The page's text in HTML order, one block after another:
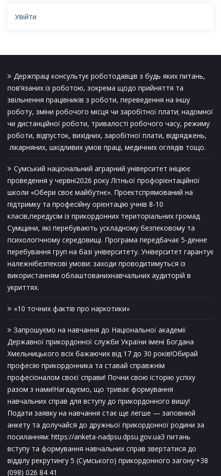
Увійти
Держпраці консультує роботодавців з будь яких питань,
пов’язаних із роботою, зокрема щодо прийняття та
звільнення працівників з роботи, переведення на іншу
роботу, зміни робочого місця чи заробітної плати; надомної
чи дистанційної роботи, тривалості робочого часу, режиму
роботи, відпусток, вихідних, заробітної плати, відряджень,
лікарняних, шкідливих умов праці, медичних оглядів тощо.
Сумський національний аграрний університет ініціює
проведення у червні2026 року Літньої профорієнтаційної
школи «Обери своє майбутнє». Проектспрямований на
підтримку та професійну орієнтацію учнів 8-10
класів,передусім із прикордонних територіальних громад
Сумщини, які перебувають ускладному безпековому та
психологічному середовищі. Програма передбачає 5-денне
перебування груп на базі університету. Університет гарантує
належнібезпекові умови: заходи проводитимуться із
використанням облаштованихнавчальних аудиторій в
укриттях.
«10 точних фактів про наркотики»
Запрошуємо на навчання до Національної академії
Державної прикордонної служби України імені Богдана
Хмельницького всіх бажаючих від 17 до 30 років!Обирай
професію прикордонника та ставай справжнім
професіоналом своєї справи! Почни свою історію успіху
разом з нами!Нагадуємо, що триває формування
навчальних справ для вступу до прикордонного вишу!
Подати заявку на навчання стає ще легше — заповнюй
анкету та долучайся до дружньої прикордонної родини за
посиланням: https://anketa-nadpsu.dpsu.gov.uaЗ питань
вступу та формування навчальних справ звертатися до
відділу рекрутингу 5 (Сумського) прикордонного загону:+38
(098) 026 84 41